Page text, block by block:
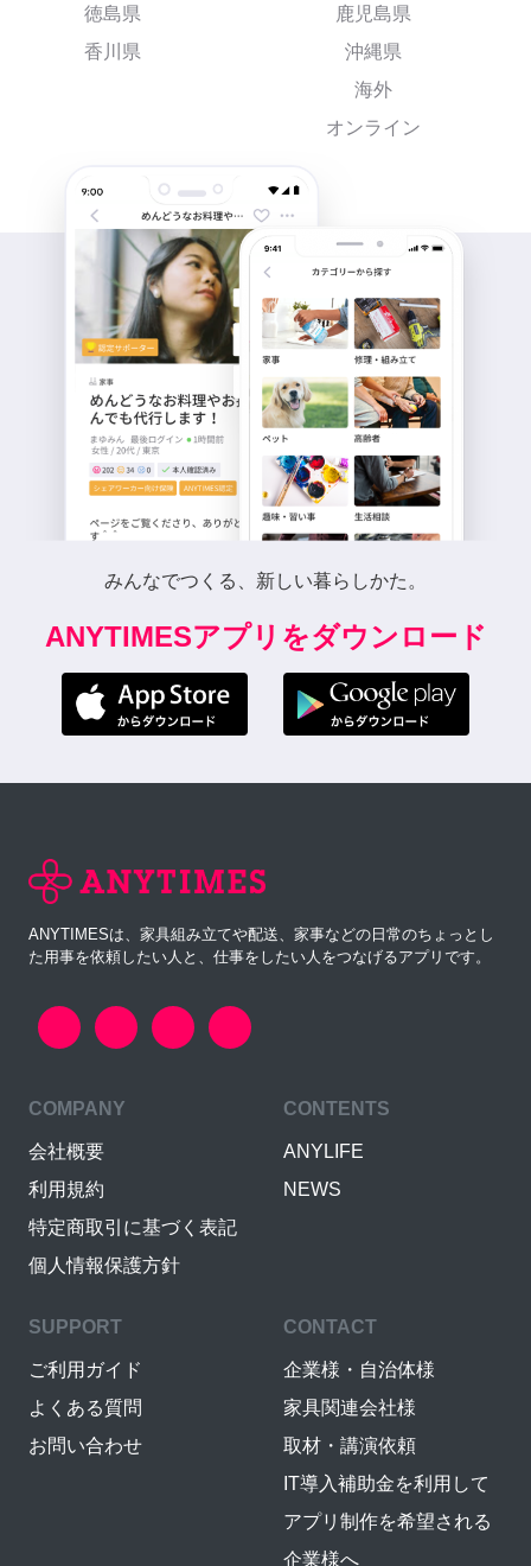
徳島県
香川県
鹿児島県
沖縄県
海外
オンライン
みんなでつくる、新しい暮らしかた。
ANYTIMESアプリをダウンロード
ANYTIMESは、家具組み立てや配送、家事などの日常のちょっとし
た用事を依頼したい人と、仕事をしたい人をつなげるアプリです。
COMPANY
会社概要
利用規約
特定商取引に基づく表記
個人情報保護方針
CONTENTS
ANYLIFE
NEWS
SUPPORT
ご利用ガイド
よくある質問
お問い合わせ
CONTACT
企業様・自治体様
家具関連会社様
取材・講演依頼
IT導入補助金を利用して
アプリ制作を希望される
企業様へ